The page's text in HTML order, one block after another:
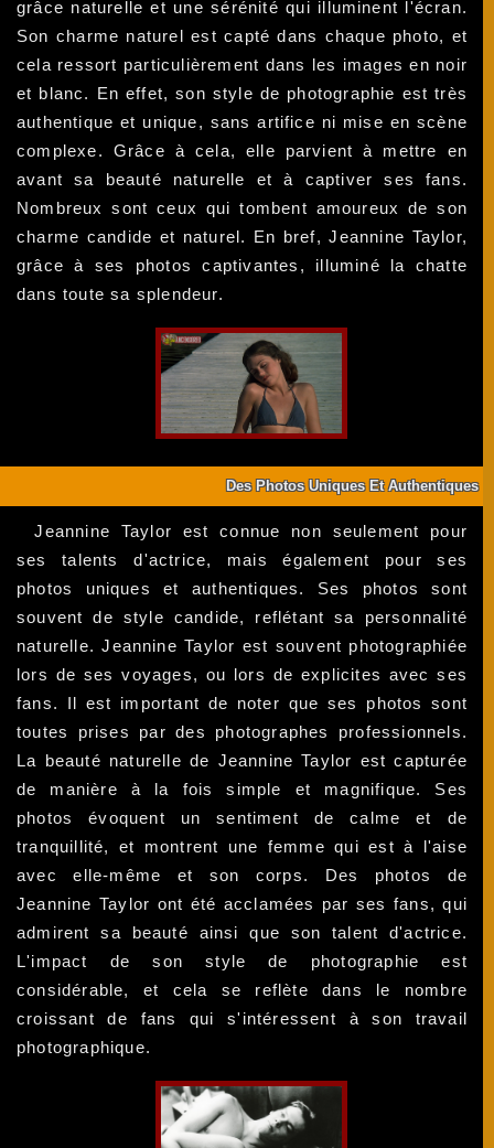
grâce naturelle et une sérénité qui illuminent l'écran.
Son charme naturel est capté dans chaque photo, et
cela ressort particulièrement dans les images en noir
et blanc. En effet, son style de photographie est très
authentique et unique, sans artifice ni mise en scène
complexe. Grâce à cela, elle parvient à mettre en
avant sa beauté naturelle et à captiver ses fans.
Nombreux sont ceux qui tombent amoureux de son
charme candide et naturel. En bref, Jeannine Taylor,
grâce à ses photos captivantes, illuminé la chatte
dans toute sa splendeur.
Des Photos Uniques Et Authentiques
Jeannine Taylor est connue non seulement pour
ses talents d'actrice, mais également pour ses
photos uniques et authentiques. Ses photos sont
souvent de style candide, reflétant sa personnalité
naturelle. Jeannine Taylor est souvent photographiée
lors de ses voyages, ou lors de explicites avec ses
fans. Il est important de noter que ses photos sont
toutes prises par des photographes professionnels.
La beauté naturelle de Jeannine Taylor est capturée
de manière à la fois simple et magnifique. Ses
photos évoquent un sentiment de calme et de
tranquillité, et montrent une femme qui est à l'aise
avec elle-même et son corps. Des photos de
Jeannine Taylor ont été acclamées par ses fans, qui
admirent sa beauté ainsi que son talent d'actrice.
L'impact de son style de photographie est
considérable, et cela se reflète dans le nombre
croissant de fans qui s'intéressent à son travail
photographique.